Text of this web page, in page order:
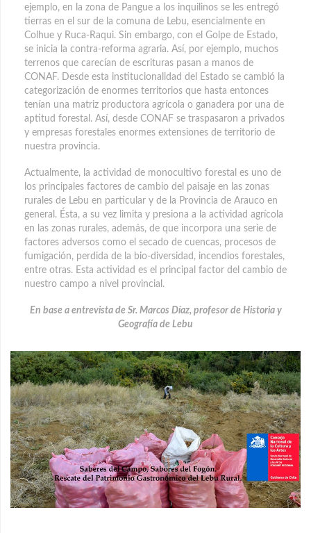
ejemplo, en la zona de Pangue a los inquilinos se les entregó
tierras en el sur de la comuna de Lebu, esencialmente en
Colhue y Ruca-Raqui. Sin embargo, con el Golpe de Estado,
se inicia la contra-reforma agraria. Así, por ejemplo, muchos
terrenos que carecían de escrituras pasan a manos de
CONAF. Desde esta institucionalidad del Estado se cambió la
categorización de enormes territorios que hasta entonces
tenían una matriz productora agrícola o ganadera por una de
aptitud forestal. Así, desde CONAF se traspasaron a privados
y empresas forestales enormes extensiones de territorio de
nuestra provincia.
Actualmente, la actividad de monocultivo forestal es uno de
los principales factores de cambio del paisaje en las zonas
rurales de Lebu en particular y de la Provincia de Arauco en
general. Ésta, a su vez limita y presiona a la actividad agrícola
en las zonas rurales, además, de que incorpora una serie de
factores adversos como el secado de cuencas, procesos de
fumigación, perdida de la bio-diversidad, incendios forestales,
entre otras. Esta actividad es el principal factor del cambio de
nuestro campo a nivel provincial.
En base a entrevista de Sr. Marcos Díaz, profesor de Historia y
Geografía de Lebu